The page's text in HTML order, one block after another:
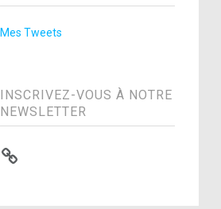
Mes Tweets
INSCRIVEZ-VOUS À NOTRE
NEWSLETTER